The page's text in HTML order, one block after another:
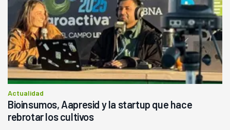
Actualidad
Bioinsumos, Aapresid y la startup que hace
rebrotar los cultivos